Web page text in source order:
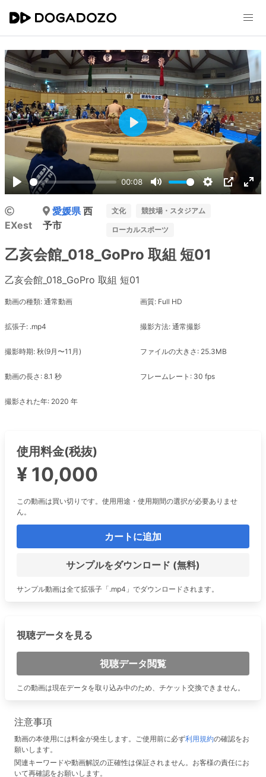
Play
00:08
Mute Settings
PIP
Play
EXest
愛媛県西
予市
文化 競技場・スタジアム
ローカルスポーツ
乙亥会館_018_GoPro 取組 短01
乙亥会館_018_GoPro 取組 短01
動画の種類: 通常動画 画質: Full HD
拡張子: .mp4 撮影方法: 通常撮影
撮影時期: 秋(9月〜11月) ファイルの大きさ: 25.3MB
動画の長さ: 8.1 秒 フレームレート: 30 fps
撮影された年: 2020 年
使用料金(税抜)
¥ 10,000
この動画は買い切りです。使用用途・使用期間の選択が必要ありませ
ん。
カートに追加
サンプルをダウンロード (無料)
サンプル動画は全て拡張子「.mp4」でダウンロードされます。
視聴データを見る
視聴データ閲覧
この動画は現在データを取り込み中のため、チケット交換できません。
注意事項
動画の本使用には料金が発生します。ご使用前に必ず利用規約の確認をお
願いします。
関連キーワードや動画解説の正確性は保証されません。お客様の責任にお
いて再確認をお願いします。